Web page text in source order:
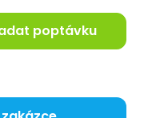
poptávku